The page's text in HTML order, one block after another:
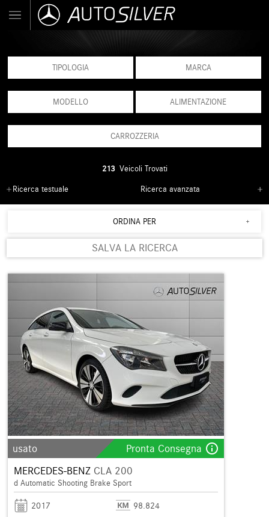
TIPOLOGIA MARCA
MODELLO ALIMENTAZIONE
CARROZZERIA
213Veicoli Trovati
Ricerca testuale
Ricerca avanzata
ORDINA PER
SALVA LA RICERCA
usato Pronta Consegna info_outline
MERCEDES-BENZ CLA 200
d Automatic Shooting Brake Sport
2017
98.824